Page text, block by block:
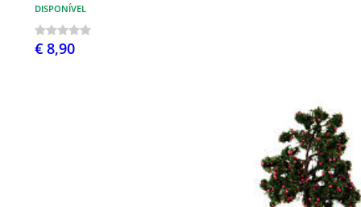
DISPONÍVEL
€ 8,90